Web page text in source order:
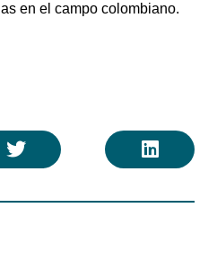
en el campo colombiano.